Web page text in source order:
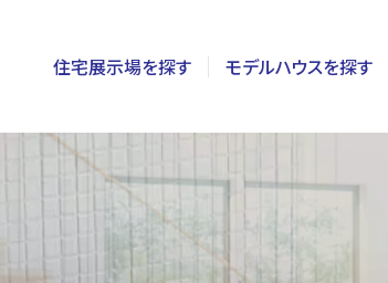
住宅展示場を探す
東京
群馬
モデルハウスを探す